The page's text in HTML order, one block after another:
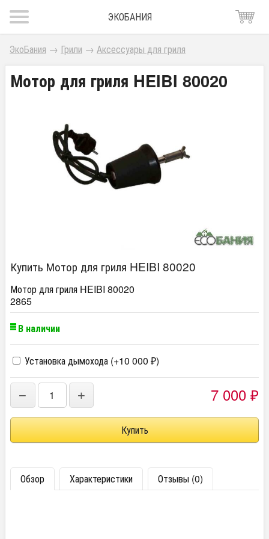
ЭКОБАНИЯ
ЭкоБания → Грили → Аксессуары для гриля
Мотор для гриля HEIBI 80020
Купить Мотор для гриля HEIBI 80020
Мотор для гриля HEIBI 80020
2865
В наличии
Установка дымохода (+10 000 ₽)
− + 7 000 ₽
Обзор Характеристики Отзывы (0)